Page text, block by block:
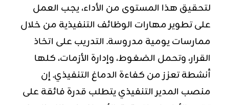
لتحقيق هذا المستوى من الأداء، يجب العمل
على تطوير مهارات الوظائف التنفيذية من خلال
ممارسات يومية مدروسة. التدريب على اتخاذ
القرار، وتحمل الضغوط، وإدارة الأزمات، كلها
أنشطة تعزز من كفاءة الدماغ التنفيذي. إن
منصب المدير التنفيذي يتطلب قدرة فائقة على